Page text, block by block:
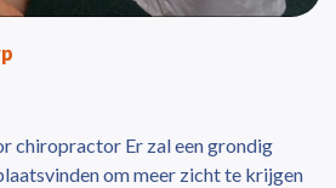
chiropractor Er zal een grondig
om meer zicht te krijgen